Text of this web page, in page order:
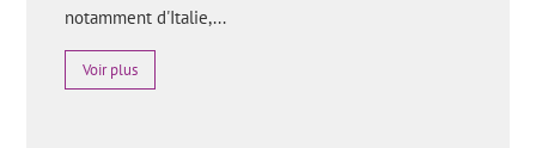
notamment d'Italie,...
Voir plus